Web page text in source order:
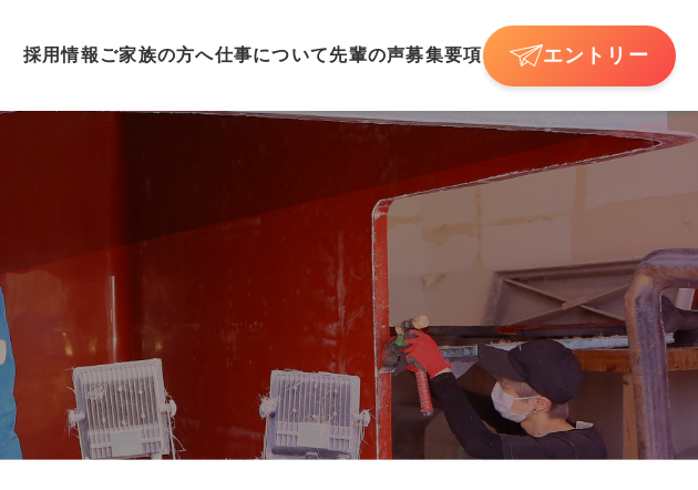
採用情報 ご家族の方へ仕事について先輩の声募集要項 エントリー
へ
て